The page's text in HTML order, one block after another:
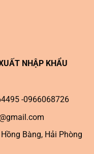
NHẬP KHẨU
-0966068726
Bàng, Hải Phòng